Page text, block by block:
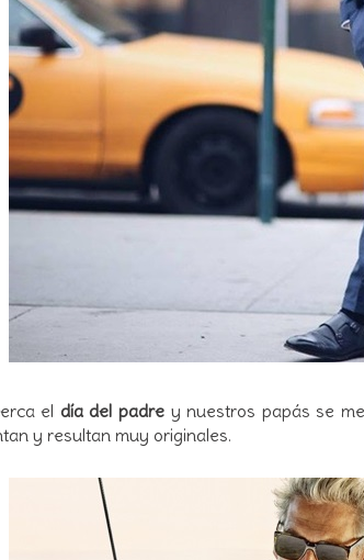
el día del padrey nuestros papás se
y resultan muy originales.